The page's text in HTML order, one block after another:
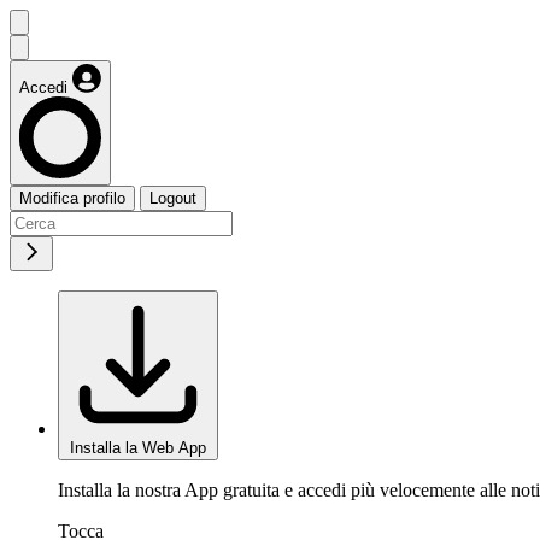
Accedi
Modifica profilo Logout
Installa la Web App
Installa la nostra App gratuita e accedi più velocemente alle
Tocca